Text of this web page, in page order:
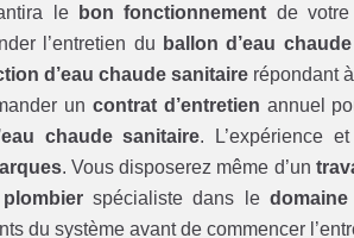
le bon fonctionnement de
l’entretien du ballon d’eau chaude
d’eau chaude sanitaire répondant
un contrat d’entretien annuel
chaude sanitaire. L’expérience
. Vous disposerez même d’un
plombierspécialiste dans le
du système avant de commencer